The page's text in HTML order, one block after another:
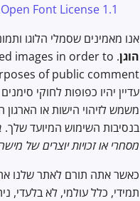
Open Font License 1.1
אנו מאמינים שסמלי הלוגו
הוגן. In a nutshell, legal
images in order to
עדיין יהיו כפופות לחוקי
משמש לזיהוי הישות או
בנסיבות השימוש המיועד שלך.
מסחרי או זכויות יוצרים של
תמידי, כלל עולמי, לא בלעדי,